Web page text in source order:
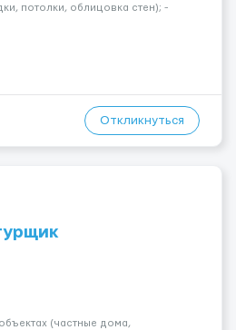
потолки, облицовка стен); -
грунтовка, покраска); -
Откликнуться
(частные дома,